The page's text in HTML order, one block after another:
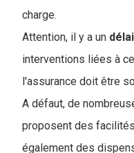
charge.
Attention, il y a un délai
interventions liées à
l'assurance doit être
A défaut, de
proposent des
également des